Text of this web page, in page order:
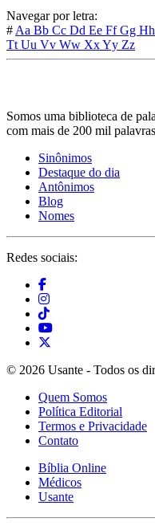
Navegar por letra:
# Aa Bb Cc Dd Ee FfGg Hh
Tt Uu Vv Ww XxYy Zz
Somos uma biblioteca de
com mais de 200 mil
Sinônimos
Destaque do dia
Antônimos
Blog
Nomes
Redes sociais:
© 2026 Usante - Todos os
Quem Somos
Política Editorial
Termos e Privacidade
Contato
Bíblia Online
Médicos
Usante